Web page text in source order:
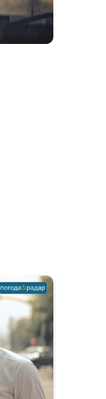
Небезпека для